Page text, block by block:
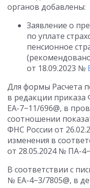
органов добавлены:
Заявление о
по уплате
пенсионное
от 18.09.2023 №
Для формы Расчета
в редакции приказа
ЕА-7−11/696@, в
соотношении
ФНС России от
изменения в
от 28.05.2024№ ПА-
В соответствии с
№ ЕА-4−3/7805@, в